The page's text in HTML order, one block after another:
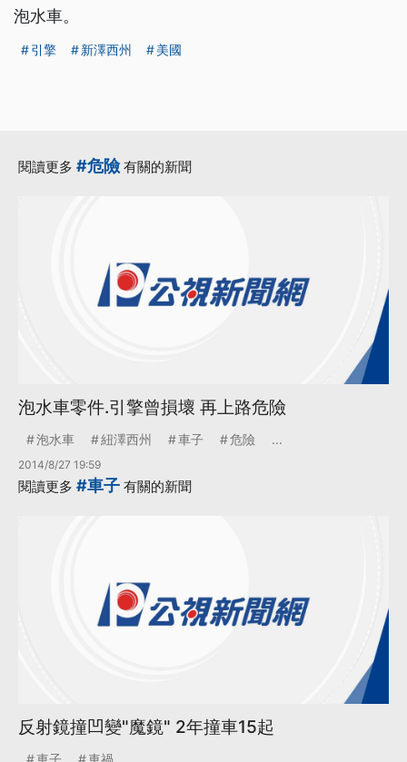
泡水車。
引擎 新澤西州 美國
閱讀更多 #危險有關的新聞
泡水車零件.引擎曾損壞 再上路危險
泡水車 紐澤西州 車子 危險 ...
2014/8/27 19:59
閱讀更多 #車子 有關的新聞
反射鏡撞凹變"魔鏡" 2年撞車15起
車子 車禍